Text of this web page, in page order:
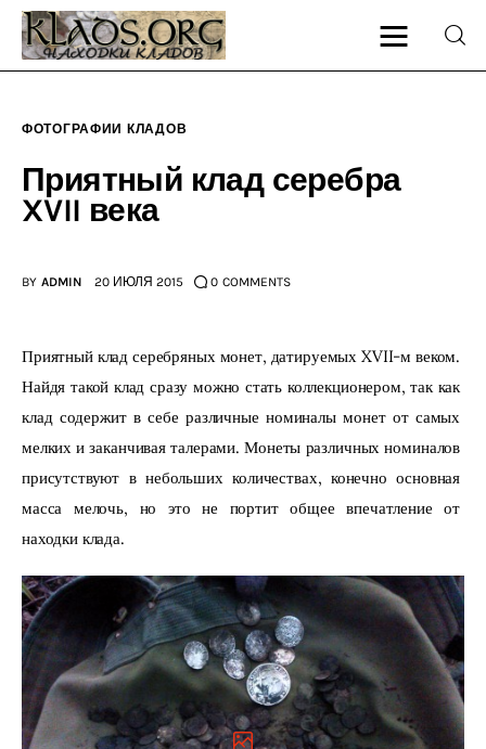
О блоге
ФОТОГРАФИИ КЛАДОВ
Приятный клад серебра
XVII века
BY ADMIN 20 ИЮЛЯ 2015 0 COMMENTS
Приятный клад серебряных монет, датируемых XVII-м веком.
Найдя такой клад сразу можно стать коллекционером, так как
клад содержит в себе различные номиналы монет от самых
мелких и заканчивая талерами. Монеты различных номиналов
присутствуют в небольших количествах, конечно основная
масса мелочь, но это не портит общее впечатление от
находки клада.